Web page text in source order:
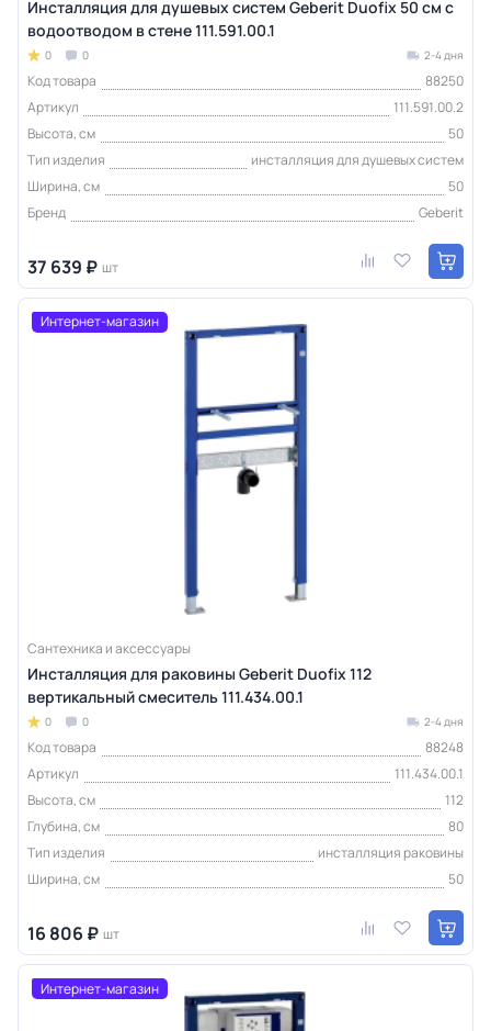
Инсталляция для душевых систем Geberit Duofix 50 см с
водоотводом в стене 111.591.00.1
0 0 2-4 дня
Код товара
88250
Артикул
111.591.00.2
Высота, см
50
Тип изделия
инсталляция для душевых систем
Ширина, см
50
Бренд
Geberit
37 639 ₽ шт
Интернет-магазин
Сантехника и аксессуары
Инсталляция для раковины Geberit Duofix 112
вертикальный смеситель 111.434.00.1
0 0 2-4 дня
Код товара
88248
Артикул
111.434.00.1
Высота, см
112
Глубина, см
80
Тип изделия
инсталляция раковины
Ширина, см
50
16 806 ₽ шт
Интернет-магазин